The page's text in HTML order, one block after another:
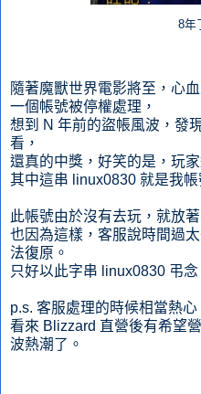
8年
隨著魔獸世界電影將至，心
一個帳號被停權處理，
想到 N 年前的盜帳風波，發
看，
還真的中獎，好笑的是，玩
其中這串 linux0830 就是我帳
此帳號由於沒有去玩，就放著
也因為這樣，客服說時間過
法復原。
只好以此字串 linux0830 弔念
p.s. 客服處理的時候相當熱
看來 Blizzard 直營後有希望
波熱潮了。